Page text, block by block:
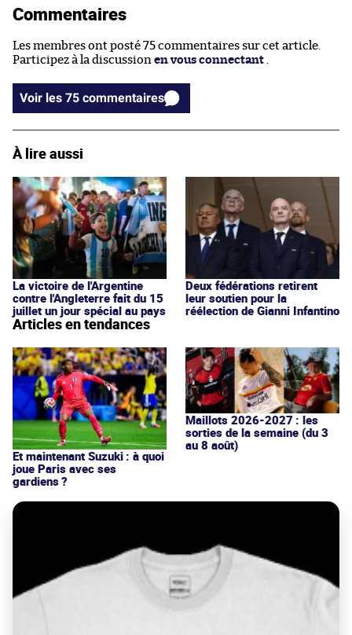
Commentaires
Les membres ont posté 75 commentaires sur cet article.
Participez à la discussion en vous connectant
Voir les 75 commentaires
À lire aussi
La victoire de l'Argentine
contre l'Angleterre fait du 15
juillet un jour spécial au pays
Deux fédérations retirent
leur soutien pour la
réélection de Gianni Infantino
Articles en tendances
Et maintenant Suzuki : à quoi
joue Paris avec ses
gardiens ?
Maillots 2026-2027 : les
sorties de la semaine (du 3
au 8 août)